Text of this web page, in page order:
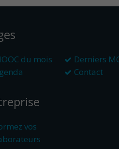
du mois
Derniers
Contact
vos